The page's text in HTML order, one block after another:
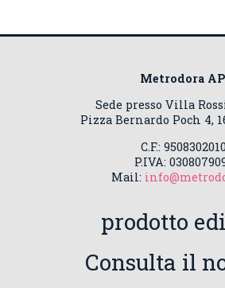
Metrodora
Sede presso Villa
Pizza Bernardo Poch 4,
C.F.:
P.IVA:
Mail:
prodotto
Consulta il